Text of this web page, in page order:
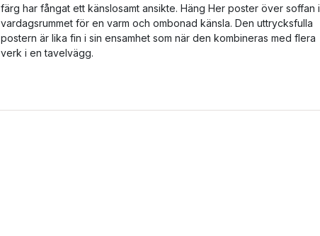
färg har fångat ett känslosamt ansikte. Häng Her poster över soffan i
vardagsrummet för en varm och ombonad känsla. Den uttrycksfulla
postern är lika fin i sin ensamhet som när den kombineras med flera
verk i en tavelvägg.